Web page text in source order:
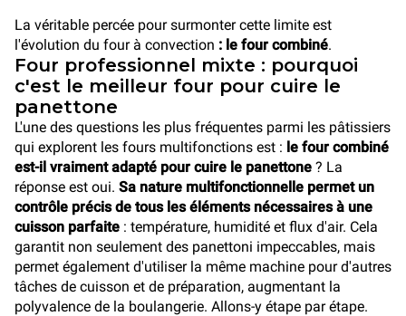
La véritable percée pour surmonter cette limite est
l'évolution du four à convection : le four combiné.
Four professionnel mixte : pourquoi
c'est le meilleur four pour cuire le
panettone
L'une des questions les plus fréquentes parmi les pâtissiers
qui explorent les fours multifonctions est : le four combiné
est-il vraiment adapté pour cuire le panettone ? La
réponse est oui. Sa nature multifonctionnelle permet un
contrôle précis de tous les éléments nécessaires à une
cuisson parfaite : température, humidité et flux d'air. Cela
garantit non seulement des panettoni impeccables, mais
permet également d'utiliser la même machine pour d'autres
tâches de cuisson et de préparation, augmentant la
polyvalence de la boulangerie. Allons-y étape par étape.